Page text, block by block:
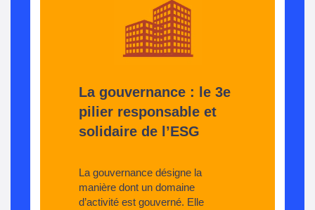
La gouvernance : le 3e
pilier responsable et
solidaire de l’ESG
La gouvernance désigne la
manière dont un domaine
d’activité est gouverné. Elle